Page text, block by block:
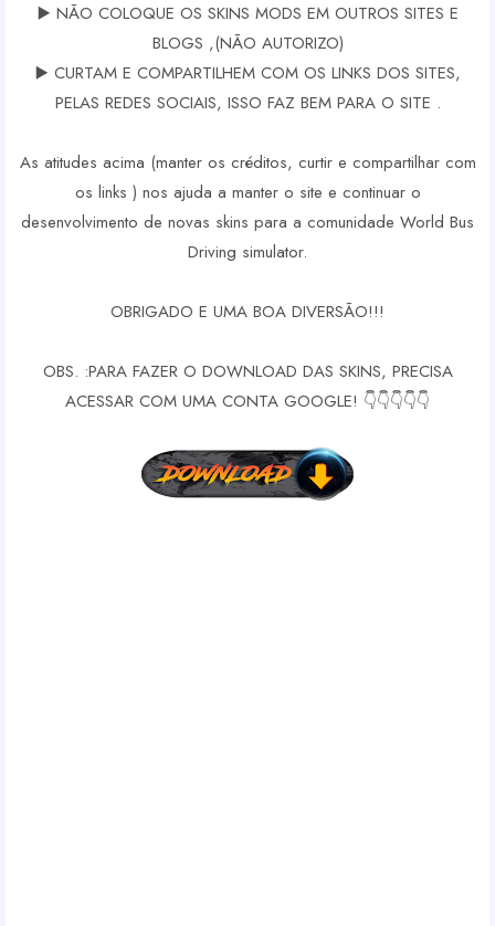
▶️ NÃO COLOQUE OS SKINS MODS EM OUTROS SITES E
BLOGS ,(NÃO AUTORIZO)
▶️ CURTAM E COMPARTILHEM COM OS LINKS DOS SITES,
PELAS REDES SOCIAIS, ISSO FAZ BEM PARA O SITE .
As atitudes acima (manter os créditos, curtir e compartilhar com
os links ) nos ajuda a manter o site e continuar o
desenvolvimento de novas skins para a comunidade World Bus
Driving simulator.
OBRIGADO E UMA BOA DIVERSÃO!!!
OBS. :PARA FAZER O DOWNLOAD DAS SKINS, PRECISA
ACESSAR COM UMA CONTA GOOGLE! 👇👇👇👇👇